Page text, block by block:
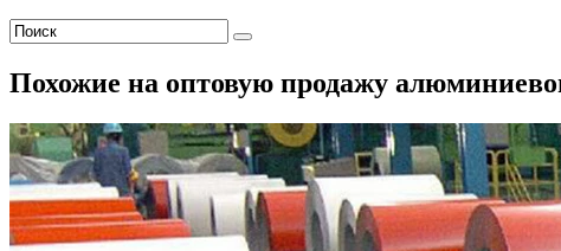
Похожие на оптовую продажу